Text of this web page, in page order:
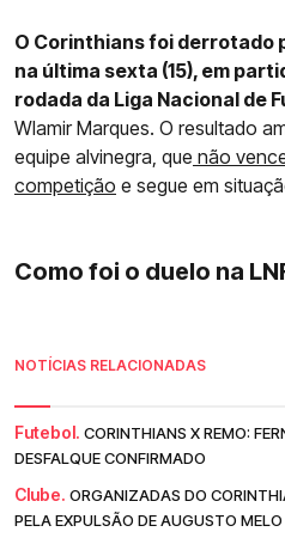
O Corinthians foi derrotado
na última sexta (15), em
rodada da Liga Nacional de
Wlamir Marques. O resultado
equipe alvinegra, que não
competição e segue em
Como foi o duelo na
NOTÍCIAS RELACIONADAS
Futebol. CORINTHIANS X REMO:
DESFALQUE CONFIRMADO
Clube. ORGANIZADAS DO
PELA EXPULSÃO DE AUGUSTO MELO